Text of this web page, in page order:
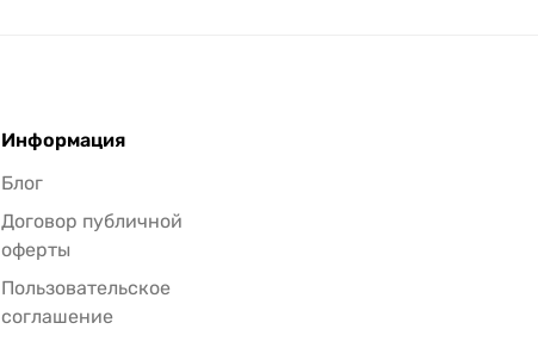
Информация
Блог
Договор публичной
оферты
Пользовательское
соглашение